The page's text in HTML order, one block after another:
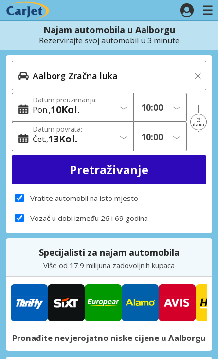
Najam automobila u Aalborgu
Rezervirajte svoj automobil u 3 minute
Datum preuzimanja:
Pon. 10Kol.
Datum povrata:
Čet. 13Kol.
3
dana
Vratite automobil na isto mjesto
Vozač u dobi između 26 i 69 godina
Specijalisti za najam automobila
Više od 17.9 milijuna zadovoljnih kupaca
Pronađite nevjerojatno niske cijene u Aalborgu